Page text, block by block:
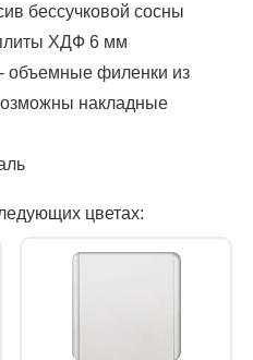
бессучковой сосны
ХДФ 6 мм
объемные филенки из
накладные
цветах: